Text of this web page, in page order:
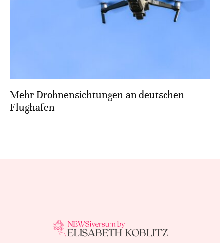
Mehr Drohnensichtungen an deutschen
Flughäfen